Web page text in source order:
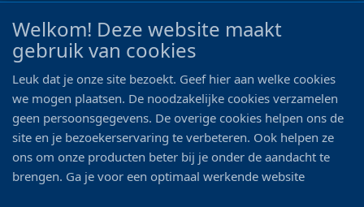
CONTACT
Ootmarsumseweg 125a
0546 - 622 990
06 - 11 19 81 42
info@bo-vis.nl
Welkom! Deze website maakt
gebruik van cookies
Leuk dat je onze site bezoekt. Geef hier aan welke cookies
we mogen plaatsen. De noodzakelijke cookies verzamelen
geen persoonsgegevens. De overige cookies helpen ons de
site en je bezoekerservaring te verbeteren. Ook helpen ze
ons om onze producten beter bij je onder de aandacht te
brengen. Ga je voor een optimaal werkende website